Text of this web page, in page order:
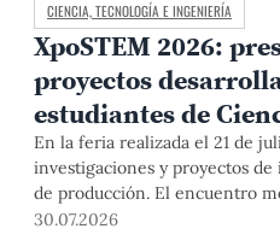
CIENCIA, TECNOLOGÍA E INGENIERÍA
XpoSTEM 2026:
proyectos
estudiantes de
PUCP orientados a
necesidades del
En la feria realizada el 21 de
investigaciones y proyectos
de producción. El encuentro
adquirido en las aulas puede
30.07.2026